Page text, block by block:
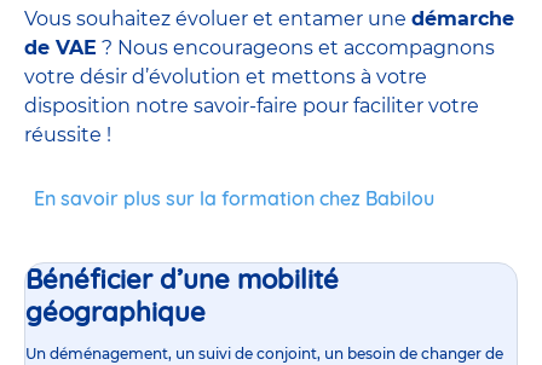
Vous souhaitez évoluer et entamer une démarche
de VAE ? Nous encourageons et accompagnons
votre désir d’évolution et mettons à votre
disposition notre savoir-faire pour faciliter votre
réussite !
En savoir plus sur la formation chez Babilou
Bénéficier d’une mobilité
géographique
Un déménagement, un suivi de conjoint, un besoin de changer de